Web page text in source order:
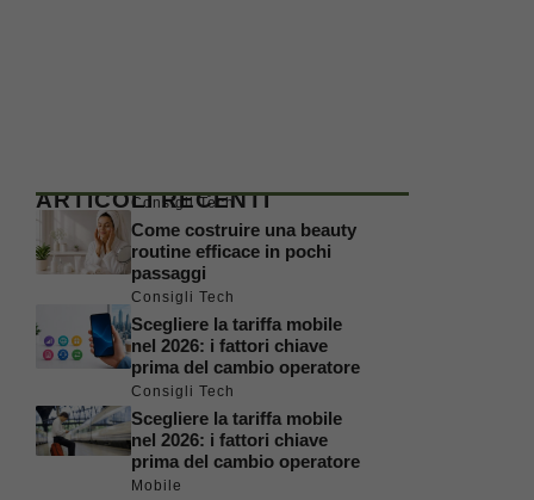
ARTICOLI RECENTI
Consigli Tech
Come costruire una beauty
routine efficace in pochi
passaggi
Consigli Tech
Scegliere la tariffa mobile
nel 2026: i fattori chiave
prima del cambio operatore
Consigli Tech
Scegliere la tariffa mobile
nel 2026: i fattori chiave
prima del cambio operatore
Mobile